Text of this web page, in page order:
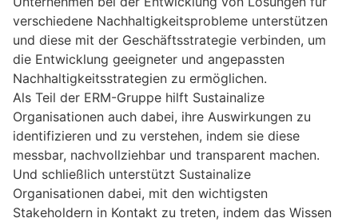
verschiedene Nachhaltigkeitsprobleme unterstützen
und diese mit der Geschäftsstrategie verbinden, um
die Entwicklung geeigneter und angepassten
Nachhaltigkeitsstrategien zu ermöglichen.
Als Teil der ERM-Gruppe hilft Sustainalize
Organisationen auch dabei, ihre Auswirkungen zu
identifizieren und zu verstehen, indem sie diese
messbar, nachvollziehbar und transparent machen.
Und schließlich unterstützt Sustainalize
Organisationen dabei, mit den wichtigsten
Stakeholdern in Kontakt zu treten, indem das Wissen